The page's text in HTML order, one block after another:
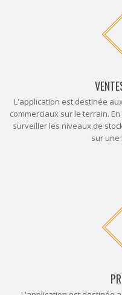
L'application est destinée
commerciaux sur le terrain.
surveiller les niveaux de
sur une